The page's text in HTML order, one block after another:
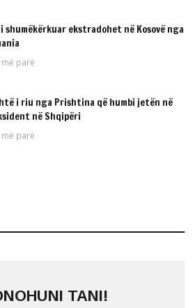
shumëkërkuar ekstradohet në Kosovë nga
parë
i riu nga Prishtina që humbi jetën në
në Shqipëri
parë
TANI!